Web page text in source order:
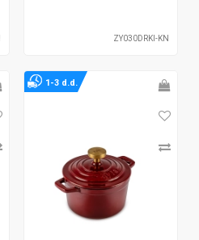
ZY030DRKI-KN
1-3 d.d.